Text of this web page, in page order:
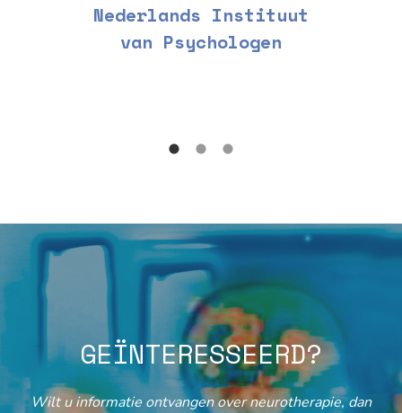
Nederlands Instituut
van Psychologen
GEÏNTERESSEERD?
Wilt u informatie ontvangen over neurotherapie, dan